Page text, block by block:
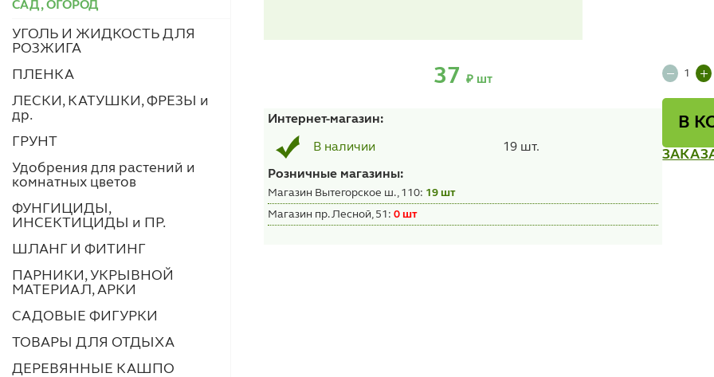
САД, ОГОРОД
УГОЛЬ И ЖИДКОСТЬ ДЛЯ
РОЗЖИГА
ПЛЕНКА
ЛЕСКИ, КАТУШКИ, ФРЕЗЫ и
др.
ГРУНТ
Удобрения для растений и
комнатных цветов
ФУНГИЦИДЫ,
ИНСЕКТИЦИДЫ и ПР.
ШЛАНГ И ФИТИНГ
ПАРНИКИ, УКРЫВНОЙ
МАТЕРИАЛ, АРКИ
САДОВЫЕ ФИГУРКИ
ТОВАРЫ ДЛЯ ОТДЫХА
ДЕРЕВЯННЫЕ КАШПО
37₽ шт
Интернет-магазин:
В наличии 19 шт.
Розничные магазины:
Магазин Вытегорское ш., 110: 19 шт
Магазин пр. Лесной, 51:0 шт
В